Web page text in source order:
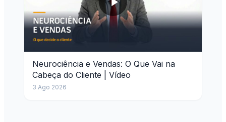
Neurociência e Vendas: O Que Vai na
Cabeça do Cliente | Vídeo
3 Ago 2026